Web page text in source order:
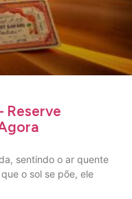
Reserve
sentindo o ar quente
o sol se põe, ele